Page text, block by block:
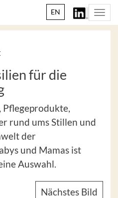
EN
für die
Pflegeprodukte,
rund ums Stillen und
der
und Mamas ist
Auswahl.
Nächstes Bild